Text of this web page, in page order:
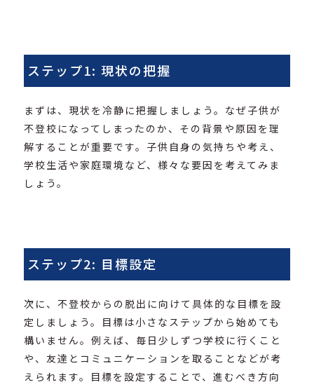
ステップ1: 現状の把握
まずは、現状を冷静に把握しましょう。なぜ子供が
不登校になってしまったのか、その背景や原因を理
解することが重要です。子供自身の気持ちや考え、
学校生活や家庭環境など、様々な要因を考えてみま
しょう。
ステップ2: 目標設定
次に、不登校からの脱出に向けて具体的な目標を設
定しましょう。目標は小さなステップから始めても
構いません。例えば、毎日少しずつ学校に行くこと
や、友達とコミュニケーションを取ることなどが考
えられます。目標を設定することで、進むべき方向